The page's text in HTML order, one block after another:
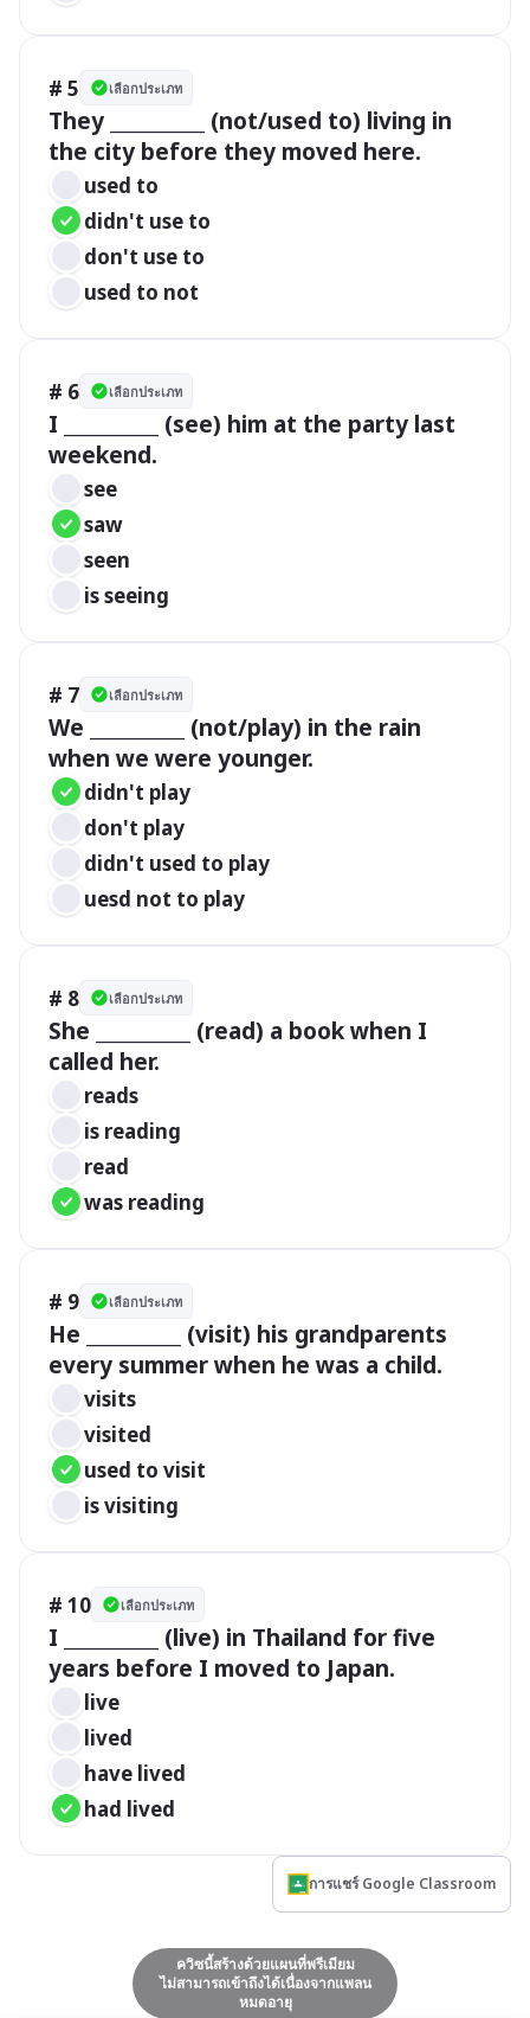
# 5 เลือกประเภท
They __________ (not/used to) living in
the city before they moved here.
used to
didn't use to
don't use to
used to not
# 6 เลือกประเภท
I __________ (see) him at the party last
weekend.
see
saw
seen
is seeing
# 7 เลือกประเภท
We __________ (not/play) in the rain
when we were younger.
didn't play
don't play
didn't used to play
uesd not to play
# 8 เลือกประเภท
She __________ (read) a book when I
called her.
reads
is reading
read
was reading
# 9 เลือกประเภท
He __________ (visit) his grandparents
every summer when he was a child.
visits
visited
used to visit
is visiting
# 10 เลือกประเภท
I __________ (live) in Thailand for five
years before I moved to Japan.
live
lived
have lived
had lived
การแชร์ Google Classroom
ควิซนี้สร้างด้วยแผนที่พรีเมียม
ไม่สามารถเข้าถึงได้เนื่องจากแพลน
หมดอายุ